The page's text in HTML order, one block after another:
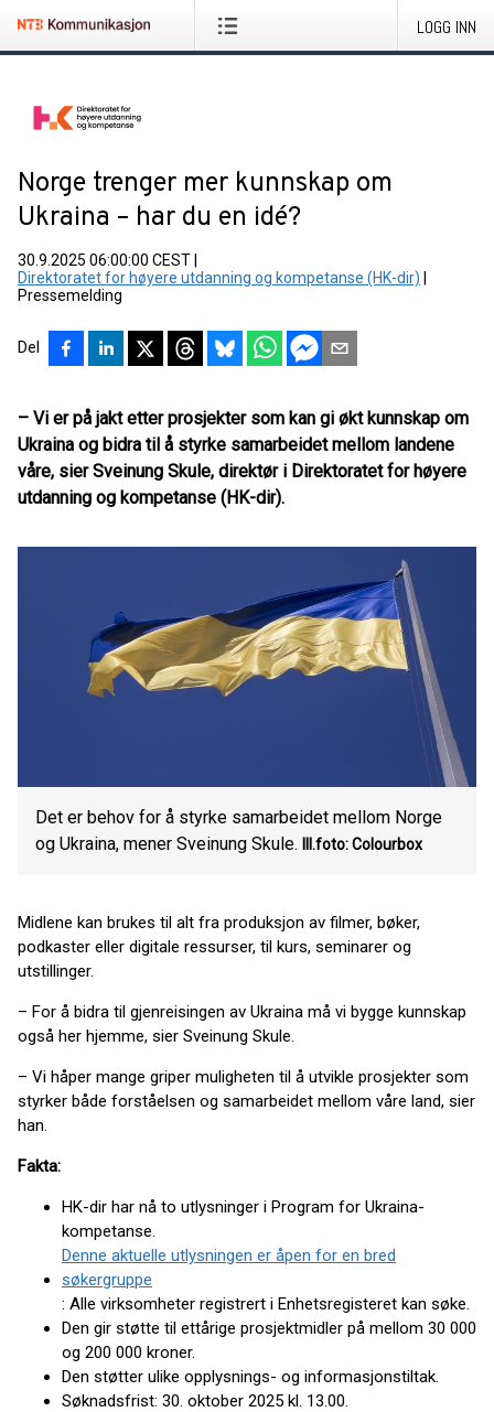
LOGG INN
Norge trenger mer kunnskap om
Ukraina – har du en idé?
30.9.2025 06:00:00 CEST
Direktoratet for høyere utdanning og kompetanse (HK-dir)
Pressemelding
Del
– Vi er på jakt etter prosjekter som kan gi økt kunnskap om
Ukraina og bidra til å styrke samarbeidet mellom landene
våre, sier Sveinung Skule, direktør i Direktoratet for høyere
utdanning og kompetanse (HK-dir).
Det er behov for å styrke samarbeidet mellom Norge
og Ukraina, mener Sveinung Skule.
Ill.foto: Colourbox
Midlene kan brukes til alt fra produksjon av filmer, bøker,
podkaster eller digitale ressurser, til kurs, seminarer og
utstillinger.
– For å bidra til gjenreisingen av Ukraina må vi bygge kunnskap
også her hjemme, sier Sveinung Skule.
– Vi håper mange griper muligheten til å utvikle prosjekter som
styrker både forståelsen og samarbeidet mellom våre land, sier
han.
Fakta:
HK-dir har nå to utlysninger i Program for Ukraina-
kompetanse.
Denne aktuelle utlysningen er åpen for en bred
søkergruppe
: Alle virksomheter registrert i Enhetsregisteret kan søke.
Den gir støtte til ettårige prosjektmidler på mellom 30 000
og 200 000 kroner.
Den støtter ulike opplysnings- og informasjonstiltak.
Søknadsfrist: 30. oktober 2025 kl. 13.00.